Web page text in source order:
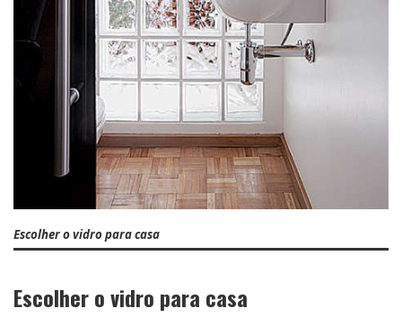
Escolher o vidro para casa
Escolher o vidro para casa